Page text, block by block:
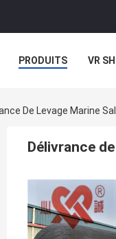
PRODUITS VR
De Levage Marine
Délivrance